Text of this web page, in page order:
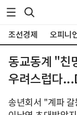
조선경제 오피니
동교동계 "친
우려스럽다
송년회서 "계파